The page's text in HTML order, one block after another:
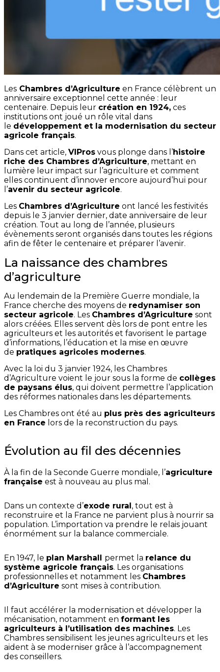
Les Chambres d’Agriculture en France célèbrent un
anniversaire exceptionnel cette année : leur
centenaire. Depuis leur création en 1924, ces
institutions ont joué un rôle vital dans
le développement et la modernisation du secteur
agricole français.
Dans cet article, VIPros vous plonge dans l’histoire
riche des Chambres d’Agriculture, mettant en
lumière leur impact sur l’agriculture et comment
elles continuent d’innover encore aujourd’hui pour
l’avenir du secteur agricole.
Les Chambres d’Agriculture ont lancé les festivités
depuis le 3 janvier dernier, date anniversaire de leur
création. Tout au long de l’année, plusieurs
évènements seront organisés dans toutes les régions
afin de fêter le centenaire et préparer l’avenir.
La naissance des chambres
d’agriculture
Au lendemain de la Première Guerre mondiale, la
France cherche des moyens de redynamiser son
secteur agricole. Les Chambres d’Agriculture sont
alors créées. Elles servent dès lors de pont entre les
agriculteurs et les autorités et favorisent le partage
d’informations, l’éducation et la mise en œuvre
de pratiques agricoles modernes.
Avec la loi du 3 janvier 1924, les Chambres
d’Agriculture voient le jour sous la forme de collèges
de paysans élus, qui doivent permettre l’application
des réformes nationales dans les départements.
Les Chambres ont été au plus près des agriculteurs
en France lors de la reconstruction du pays.
Évolution au fil des décennies
À la fin de la Seconde Guerre mondiale, l’agriculture
française est à nouveau au plus mal.
Dans un contexte d’exode rural , tout est à
reconstruire et la France ne parvient plus à nourrir sa
population. L’importation va prendre le relais jouant
énormément sur la balance commerciale.
En 1947, le plan Marshall permet la relance du
système agricole français. Les organisations
professionnelles et notamment les Chambres
d’Agriculture sont mises à contribution.
Il faut accélérer la modernisation et développer la
mécanisation, notamment en formant les
agriculteurs à l’utilisation des machines. Les
Chambres sensibilisent les jeunes agriculteurs et les
aident à se moderniser grâce à l’accompagnement
des conseillers.